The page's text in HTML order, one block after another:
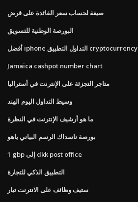
صيغة لحساب سعر الفائدة على قرض
البورصة الوطنية للتسويق
أفضل iphone التداول التطبيق cryptocurrency
Jamaica cashpot number chart
متاجر التجزئة على الإنترنت في أستراليا
وسيط التداول اليوم الهند
ما هو أرشيف الإنترنت في النظرة
بورصة ناسداك الرسم البياني ياهو
1 gbp إلى dkk post office
التطبيق الذكي للتجارة
ستيف وظائف على الانترنت تيار